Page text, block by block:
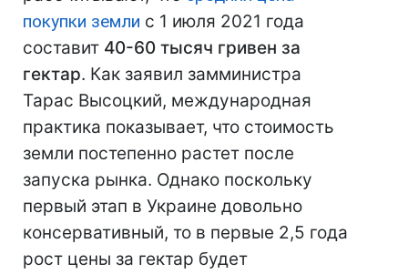
покупки земли с 1 июля 2021 года
составит 40-60 тысяч гривен за
гектар. Как заявил замминистра
Тарас Высоцкий, международная
практика показывает, что стоимость
земли постепенно растет после
запуска рынка. Однако поскольку
первый этап в Украине довольно
консервативный, то в первые 2,5 года
рост цены за гектар будет